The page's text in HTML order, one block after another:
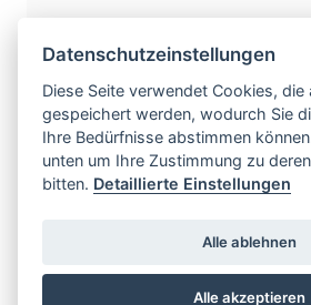
©2004 -2026
Alle Rechte
KOSTENLOS
www.europska-zoznamka.sk
seznamka.cz|
Datenschutzeinstellungen
Diese Seite verwendet Cookies, die
gespeichert werden, wodurch Sie
Ihre Bedürfnisse abstimmen
unten um Ihre Zustimmung zu
bitten. Detaillierte Einstellungen
Alle ablehnen
Alle akzeptieren